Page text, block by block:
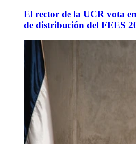
El rector de la UCR vota
de distribución del FEES